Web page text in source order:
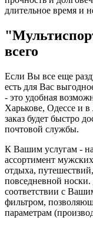
длительное время и
всего
Если Вы все еще
есть для Вас
- это удобная
Харькове, Одессе и
заказ будет быстро
почтовой службы.
К Вашим услугам -
ассортимент
отдыха,
повседневной
соответствии с
фильтром,
параметрам